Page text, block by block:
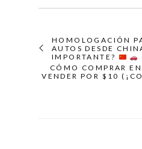
HOMOLOGACIÓN
AUTOS DESDE
IMPORTANTE?
CÓMO COMPRAR
VENDER POR $10